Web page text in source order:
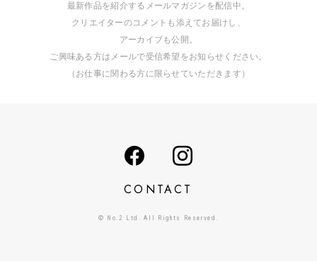
最新作品を紹介するメールマガジンを配信中。
クリエイターのコメントも添えてお届けし、
アーカイブも公開。
ご興味ある方はメールで受信希望をお知らせください。
（お仕事に関わる方に限らせていただきます）
CONTACT
© No.2 Ltd. All Rights Reserved.